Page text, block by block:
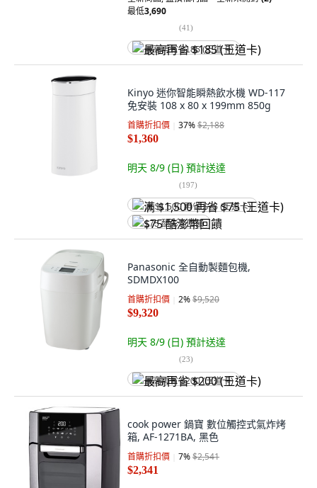
最低3,690
(41)
最高再省 $185 (王道卡)
Kinyo 迷你智能瞬熱飲水機 WD-117
免安裝 108 x 80 x 199mm 850g
首購折扣價 37%$2,188
$1,360
明天 8/9 (日) 預計送達
(197)
满 $1,500 再省 $75 (王道卡)
$75 酷澎幣回饋
Panasonic 全自動製麵包機,
SDMDX100
首購折扣價 2%$9,520
$9,320
明天 8/9 (日) 預計送達
(23)
最高再省 $200 (王道卡)
cook power 鍋寶 數位觸控式氣炸烤
箱, AF-1271BA, 黑色
首購折扣價 7%$2,541
$2,341